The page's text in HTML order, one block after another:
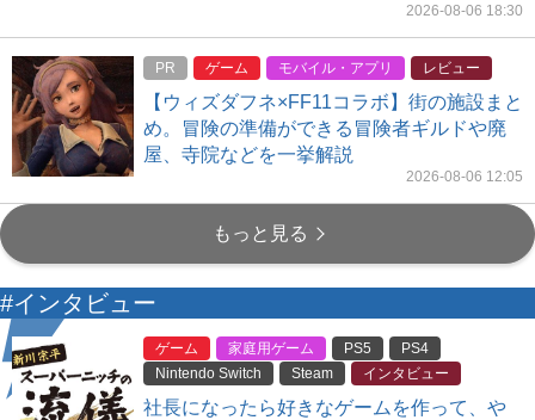
2026-08-06 18:30
PR ゲーム モバイル・アプリ レビュー
【ウィズダフネ×FF11コラボ】街の施設まと
め。冒険の準備ができる冒険者ギルドや廃
屋、寺院などを一挙解説
2026-08-06 12:05
もっと見る
#インタビュー
ゲーム 家庭用ゲーム PS5
PS4
Nintendo Switch
Steam インタビュー
社長になったら好きなゲームを作って、や